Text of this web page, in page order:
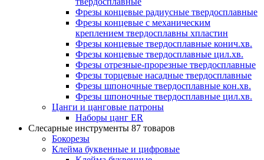
Фрезы концевые радиусные твердосплавные
Фрезы концевые с механическим
креплением твердосплавны хпластин
Фрезы концевые твердосплавные конич.хв.
Фрезы концевые твердосплавные цил.хв.
Фрезы отрезные-прорезные твердосплавные
Фрезы торцевые насадные твердосплавные
Фрезы шпоночные твердосплавные кон.хв.
Фрезы шпоночные твердосплавные цил.хв.
Цанги и цанговые патроны
Наборы цанг ER
Слесарные инструменты 87 товаров
Бокорезы
Клейма буквенные и цифровые